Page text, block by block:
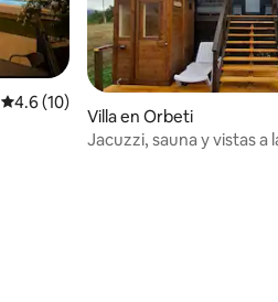
Calificación promedio: 4.6 de 5; 10
4.6 (10)
Villa en Orbeti
Jacuzzi, sauna y vistas a